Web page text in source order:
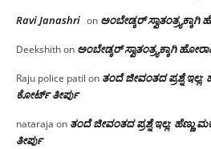
Ravi Janashri on ಅಂಬೇಡ್ಕರ್ ಸ್ವಾತಂತ್ರ್ಯಕ್ಕಾಗಿ
Deekshithon ಅಂಬೇಡ್ಕರ್ ಸ್ವಾತಂತ್ರ್ಯಕ್ಕಾಗಿ
Raju police patil on ತಂದೆ ಜೀವಂತದ ಪ್ರಶ್ನೆ ಇಲ್ಲ:
ಕೋರ್ಟ್ ತೀರ್ಪು
nataraja on ತಂದೆ ಜೀವಂತದ ಪ್ರಶ್ನೆ ಇಲ್ಲ: ಹೆಣ್ಣು
ತೀರ್ಪು